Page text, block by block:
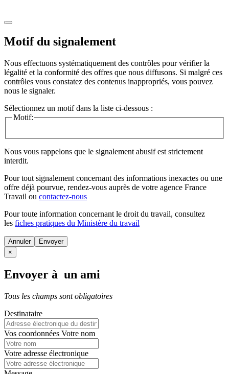
Motif du signalement
Nous effectuons systématiquement des contrôles pour vérifier la
légalité et la conformité des offres que nous diffusons. Si malgré ces
contrôles vous constatez des contenus inappropriés, vous pouvez
nous le signaler.
Sélectionnez un motif dans la liste ci-dessous :
Motif:
Nous vous rappelons que le signalement abusif est strictement
interdit.
Pour tout signalement concernant des informations inexactes ou une
offre déjà pourvue, rendez-vous auprès de votre agence France
Travail ou contactez-nous
Pour toute information concernant le droit du travail, consultez
les fiches pratiques du Ministère du travail
Annuler
×
Envoyer à un ami
Tous les champs sont obligatoires
Destinataire
Vos coordonnées Votre nom
Votre adresse électronique